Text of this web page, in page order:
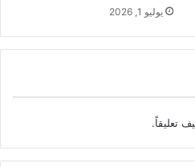
يوليو 1, 2026
تعليقاً.